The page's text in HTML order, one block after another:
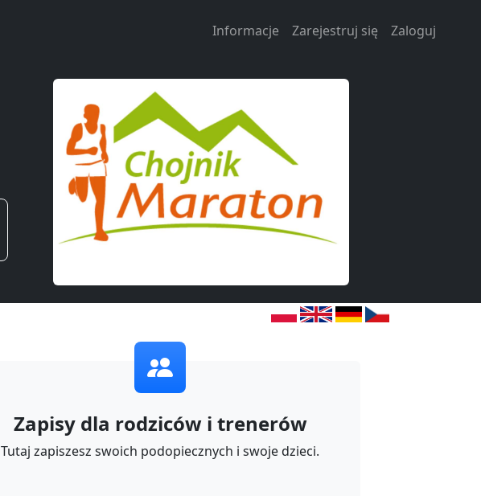
Informacje Zarejestruj się Zaloguj
Zapisy dla rodziców i trenerów
Tutaj zapiszesz swoich podopiecznych i swoje dzieci.